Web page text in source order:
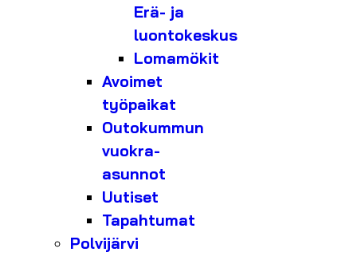
Erä- ja
luontokeskus
Lomamökit
Avoimet
työpaikat
Outokummun
vuokra-
asunnot
Uutiset
Tapahtumat
Polvijärvi